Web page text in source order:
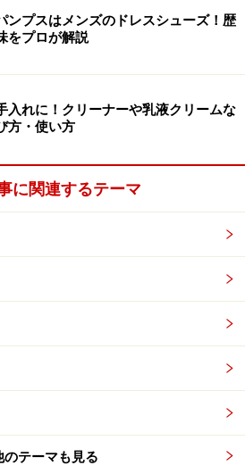
ンプスはメンズのドレスシューズ！歴
をプロが解説
入れに！クリーナーや乳液クリームな
方・使い方
に関連するテーマ
のテーマも見る